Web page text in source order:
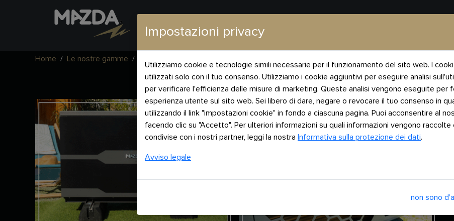
Home Le nostre gamme
Impostazioni privacy
Utilizziamo cookie e tecnologie simili necessarie per il funzionamento del sito web. I
utilizzati solo con il tuo consenso. Utilizziamo i cookie aggiuntivi per eseguire analisi
per verificare l'efficienza delle misure di marketing. Queste analisi vengono eseguite per
esperienza utente sul sito web. Sei libero di dare, negare o revocare il tuo consenso in
utilizzando il link "impostazioni cookie" in fondo a ciascuna pagina. Puoi acconsentire al
facendo clic su "Accetto". Per ulteriori informazioni su quali informazioni vengono
condivise con i nostri partner, leggi la nostra Informativa sulla protezione dei dati.
Avviso legale
non sono